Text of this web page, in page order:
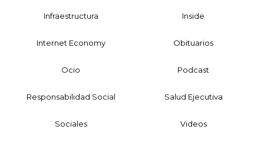
Infraestructura Inside
Internet Economy Obituarios
Ocio Podcast
Responsabilidad Social Salud Ejecutiva
Sociales Videos